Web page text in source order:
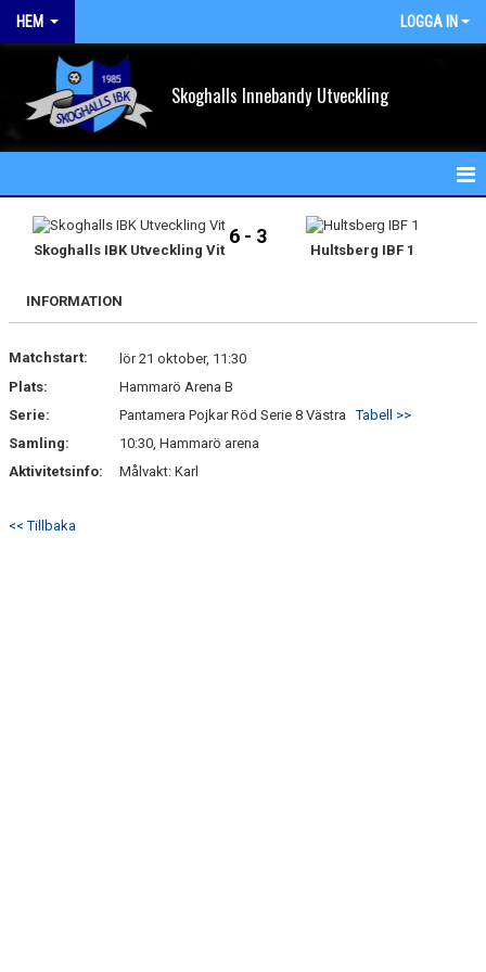
HEM LOGGA IN
Skoghalls Innebandy Utveckling
HEM
FÖRENINGEN
KALENDER
MATCHER
Skoghalls IBK Utveckling Vit
6 - 3
Hultsberg IBF 1
INFORMATION
Matchstart:
lör 21 oktober, 11:30
Plats:
Hammarö Arena B
Serie:
Pantamera Pojkar Röd Serie 8 VästraTabell >>
Samling:
10:30, Hammarö arena
Aktivitetsinfo:
Målvakt: Karl
<< Tillbaka